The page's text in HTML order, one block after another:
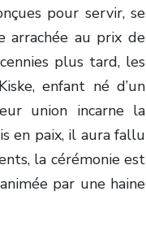
pour servir, se
arrachée au prix de
plus tard, les
enfant né d’un
union incarne la
en paix, il aura fallu
la cérémonie est
par une haine